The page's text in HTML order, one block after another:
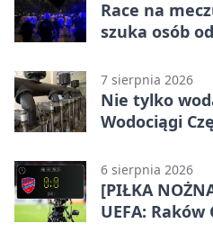
Race na
szuka osób
7 sierpnia 2026
Nie tylko
Wodociągi
6 sierpnia 2026
[PIŁKA
UEFA: